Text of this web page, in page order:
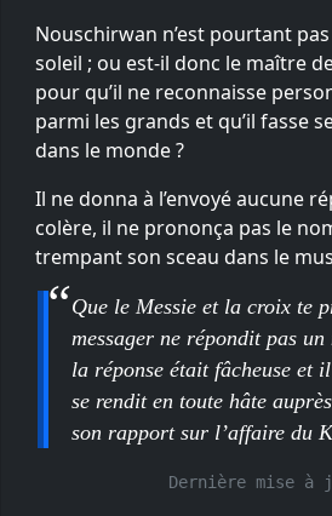
Nouschirwan n’est pourtant
soleil ; ou est-il donc le maître
pour qu’il ne reconnaisse
parmi les grands et qu’il fasse
dans le monde ?
Il ne donna à l’envoyé aucune
colère, il ne prononça pas le
trempant son sceau dans le
Que le Messie et la croix te
messager ne répondit pas
la réponse était fâcheuse et
se rendit en toute hâte
son rapport sur l’affaire du
Dernière mise à